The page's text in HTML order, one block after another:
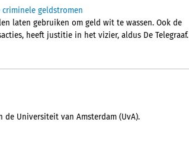
geldstromen
laten gebruiken om geld wit te wassen. Ook de
heeft justitie in het vizier, aldus De Telegraaf.
Universiteit van Amsterdam (UvA).